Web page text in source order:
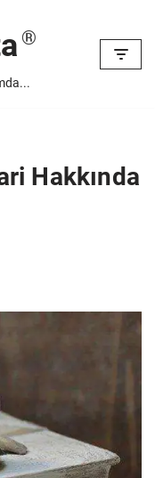
Hakkında